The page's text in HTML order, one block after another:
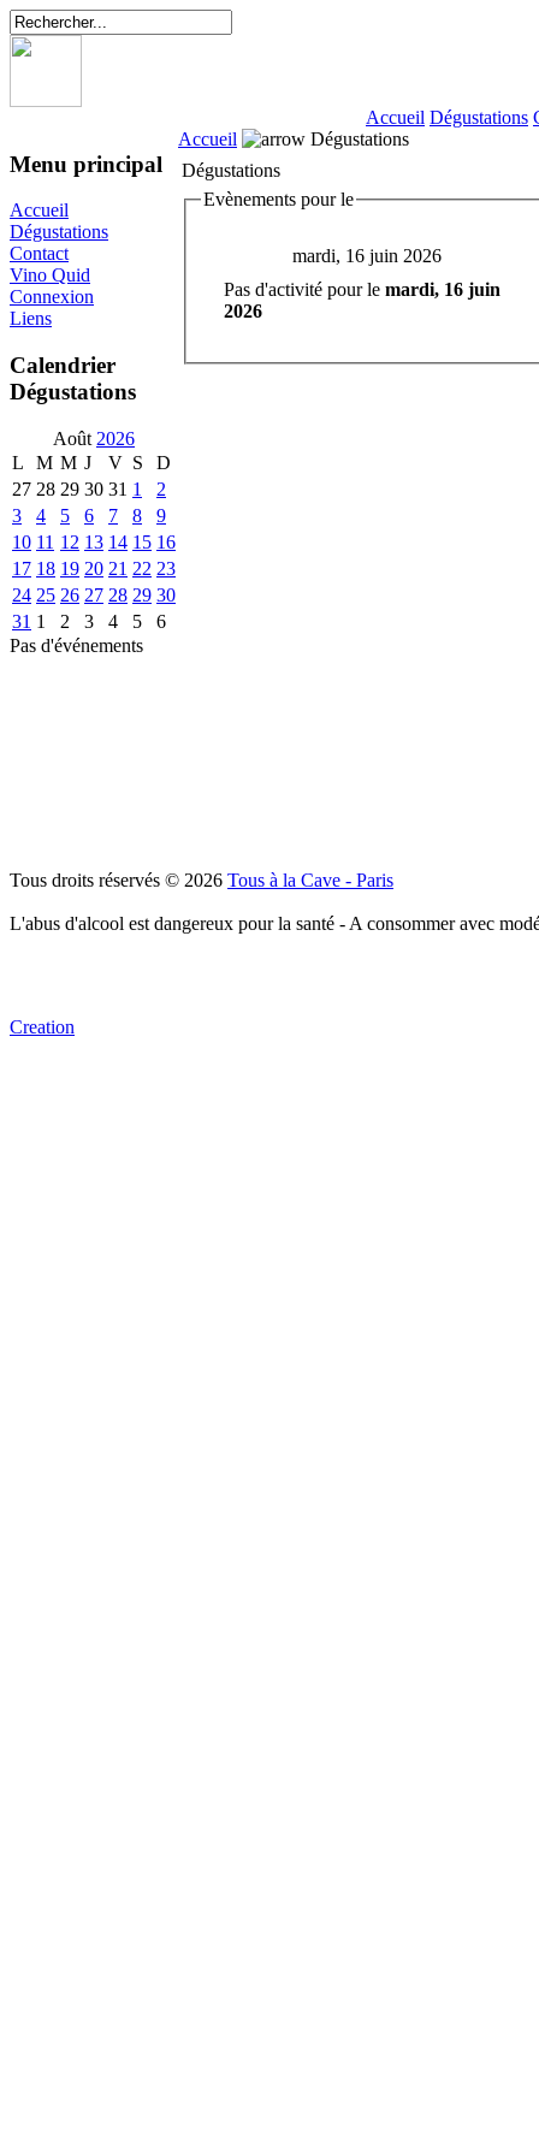
Accueil Dégustations
Menu principal
Accueil
Dégustations
Contact
Vino Quid
Connexion
Liens
Calendrier
Dégustations
Août 2026
L
M M J V S
D
27 28 29 30 31 1
2
3
4 5 6 7 8
9
10 11 12 13 14 15 16
17 18 19 20 21 22 23
24 25 26 27 28 29 30
31 1 2 3 4 5
6
Pas d'événements
Accueil
Dégustations
Dégustations
Evènements pour le
mardi, 16 juin 2026
Pas d'activité pour le mardi, 16 juin
2026
Tous droits réservés © 2026 Tous à la Cave - Paris
L'abus d'alcool est dangereux pour la santé - A consommer avec
Creation